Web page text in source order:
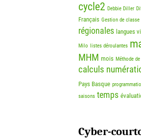
cycle2 Debbie Diller
Français Gestion de classe
régionales langues
Milo listes déroulantes
MHM mois Méthode
calculs
Pays Basque
saisons temps
Cyber-